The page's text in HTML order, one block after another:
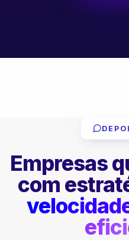
Empresas
com